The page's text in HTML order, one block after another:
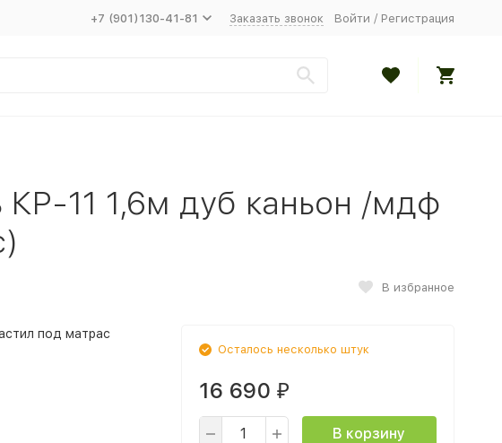
+7 (901)130-41-81 Заказать звонок Войти / Регистрация
КР-11 1,6м дуб каньон /мдф
В избранное
под матрас
Осталось несколько штук
16 690 ₽
В корзину